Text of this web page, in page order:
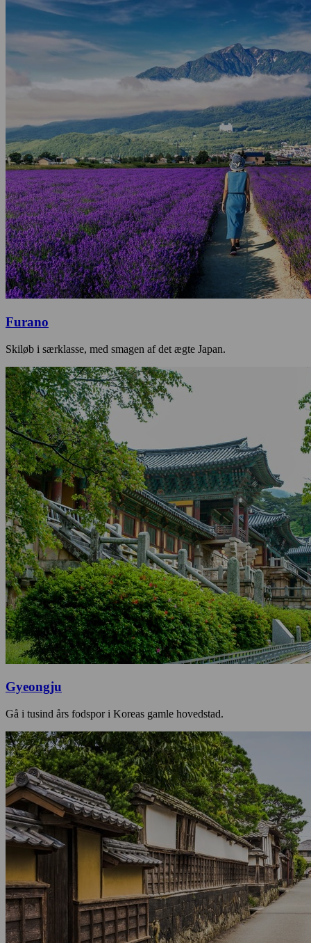
Furano
Skiløb i særklasse, med smagen af det ægte Japan.
Gyeongju
Gå i tusind års fodspor i Koreas gamle hovedstad.